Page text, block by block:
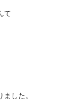
て
した。